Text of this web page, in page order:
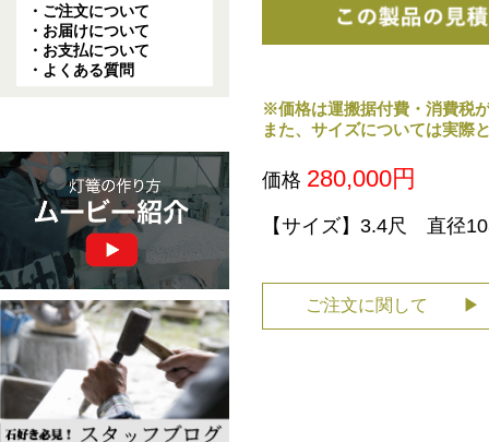
・ご注文について
・お届けについて
・お支払について
・よくある質問
※価格は運搬据付費・消費税
また、サイズについては実際
価格 280,000円
【サイズ】3.4尺 直径
ご注文に関して ▶